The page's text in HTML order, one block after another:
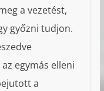
a vezetést,
győzni tudjon.
egymás elleni
a